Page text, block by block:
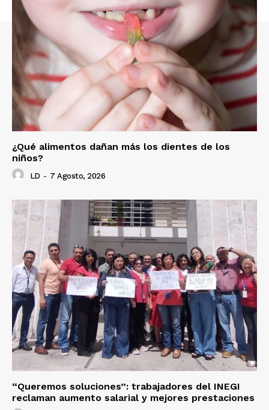
¿Qué alimentos dañan más los dientes de los
niños?
LD - 7 Agosto, 2026
“Queremos soluciones”: trabajadores del INEGI
reclaman aumento salarial y mejores prestaciones